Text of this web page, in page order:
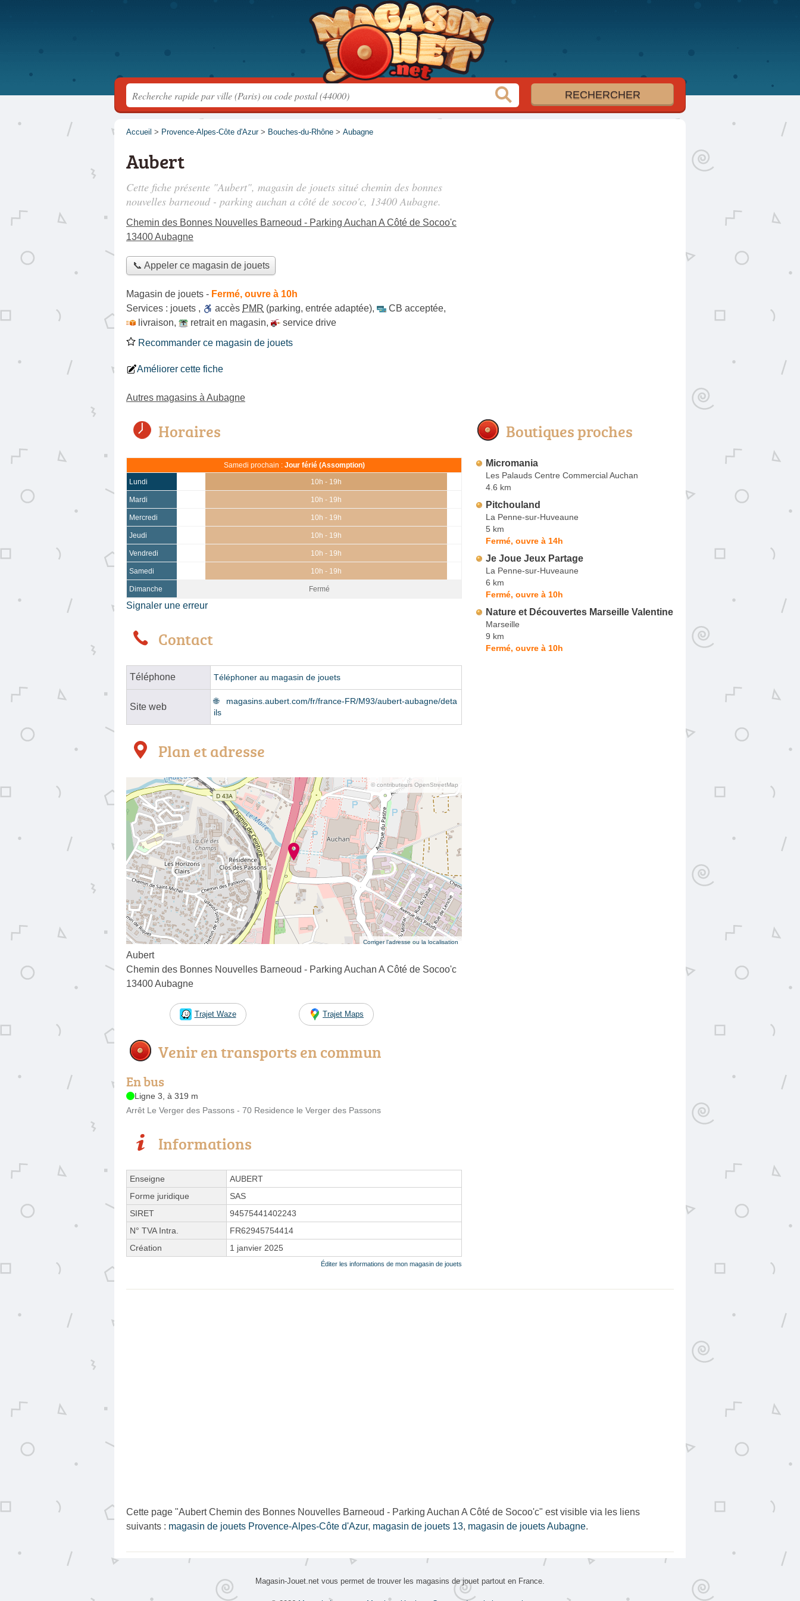
Accueil > Provence-Alpes-Côte d'Azur> Bouches-du-Rhône > Aubagne
Aubert
Cette fiche présente "Aubert", magasin de jouets situé chemin des bonnes
nouvelles barneoud - parking auchan a côté de socoo'c, 13400 Aubagne.
Chemin des Bonnes Nouvelles Barneoud - Parking Auchan A Côté de Socoo'c
13400 Aubagne
📞 Appeler ce magasin de jouets
Magasin de jouets - Fermé, ouvre à 10h
Services : jouets , accès PMR (parking, entrée adaptée), CB acceptée,
livraison, retrait en magasin,
service drive
Recommander ce magasin de jouets
Améliorer cette fiche
Autres magasins à Aubagne
Horaires
Samedi prochain : Jour férié (Assomption)
Lundi 10h - 19h
Mardi 10h - 19h
Mercredi 10h - 19h
Jeudi 10h - 19h
Vendredi 10h - 19h
Samedi 10h - 19h
Dimanche Fermé
Signaler une erreur
Contact
Téléphone Téléphoner au magasin de jouets
Site web
magasins.aubert.com/fr/france-FR/M93/aubert-aubagne/deta
ils
Plan et adresse
© contributeurs OpenStreetMap
Corriger l’adresse ou la localisation
Aubert
Chemin des Bonnes Nouvelles Barneoud - Parking Auchan A Côté de Socoo'c
13400 Aubagne
Trajet Waze Trajet Maps
Venir en transports en commun
En bus
Ligne 3, à 319 m
Arrêt Le Verger des Passons - 70 Residence le Verger des Passons
Informations
Enseigne
AUBERT
Forme juridique
SAS
SIRET
94575441402243
N° TVA Intra.
FR62945754414
Création
1 janvier 2025
Éditer les informations de mon magasin de jouets
Boutiques proches
Micromania
Les Palauds Centre Commercial Auchan
4.6 km
Pitchouland
La Penne-sur-Huveaune
5 km
Fermé, ouvre à 14h
Je Joue Jeux Partage
La Penne-sur-Huveaune
6 km
Fermé, ouvre à 10h
Nature et Découvertes Marseille Valentine
Marseille
9 km
Fermé, ouvre à 10h
Cette page "Aubert Chemin des Bonnes Nouvelles Barneoud - Parking Auchan A Côté de Socoo'c" est visible via les liens
suivants : magasin de jouets Provence-Alpes-Côte d'Azur, magasin de jouets 13, magasin de jouets Aubagne.
Magasin-Jouet.net vous permet de trouver les magasins de jouet partout en France.